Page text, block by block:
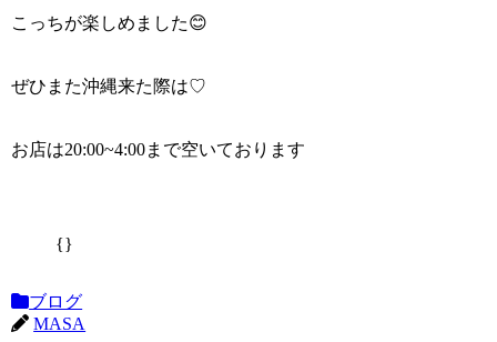
こっちが楽しめました😊
ぜひまた沖縄来た際は♡
お店は20:00~4:00まで空いております
{}
ブログ
MASA